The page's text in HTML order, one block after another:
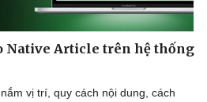
Sành điệu
Native Article trên hệ thống
vị trí, quy cách nội dung, cách